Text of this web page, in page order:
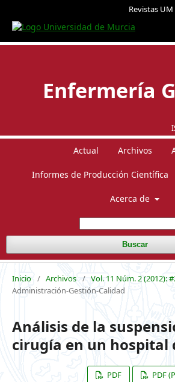
Revistas UM
Enfermería
Actual Archivos
Informes de Producción Científica
Acerca de
Buscar
Inicio / Archivos / Vol. 11 Núm. 2 (2012):
Administración-Gestión-Calidad
Análisis de la
cirugía en un hospital
PDF PDF